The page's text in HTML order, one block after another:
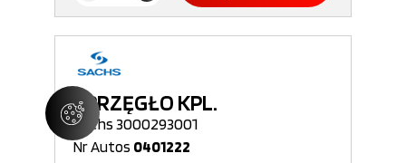
SPRZĘGŁO KPL.
Sachs 3000293001
Nr Autos 0401222